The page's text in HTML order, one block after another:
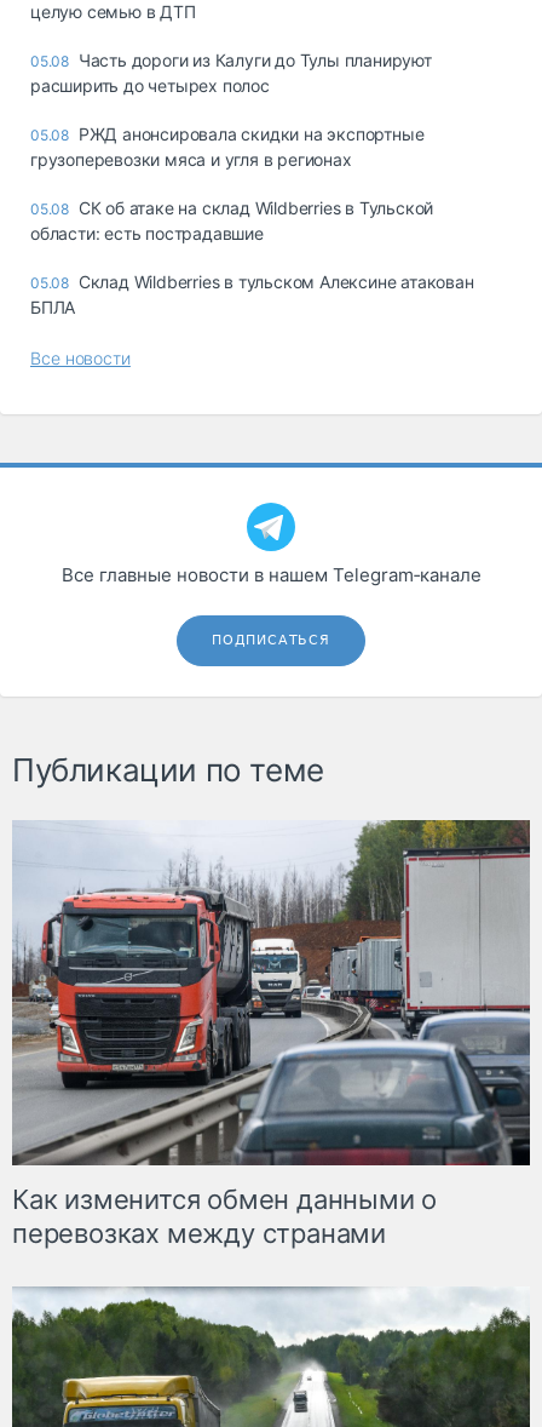
целую семью в ДТП
05.08 Часть дороги из Калуги до Тулы планируют
расширить до четырех полос
05.08 РЖД анонсировала скидки на экспортные
грузоперевозки мяса и угля в регионах
05.08 СК об атаке на склад Wildberries в Тульской
области: есть пострадавшие
05.08 Склад Wildberries в тульском Алексине атакован
БПЛА
Все новости
Все главные новости в нашем Telegram‑канале
ПОДПИСАТЬСЯ
Публикации по теме
Как изменится обмен данными о
перевозках между странами